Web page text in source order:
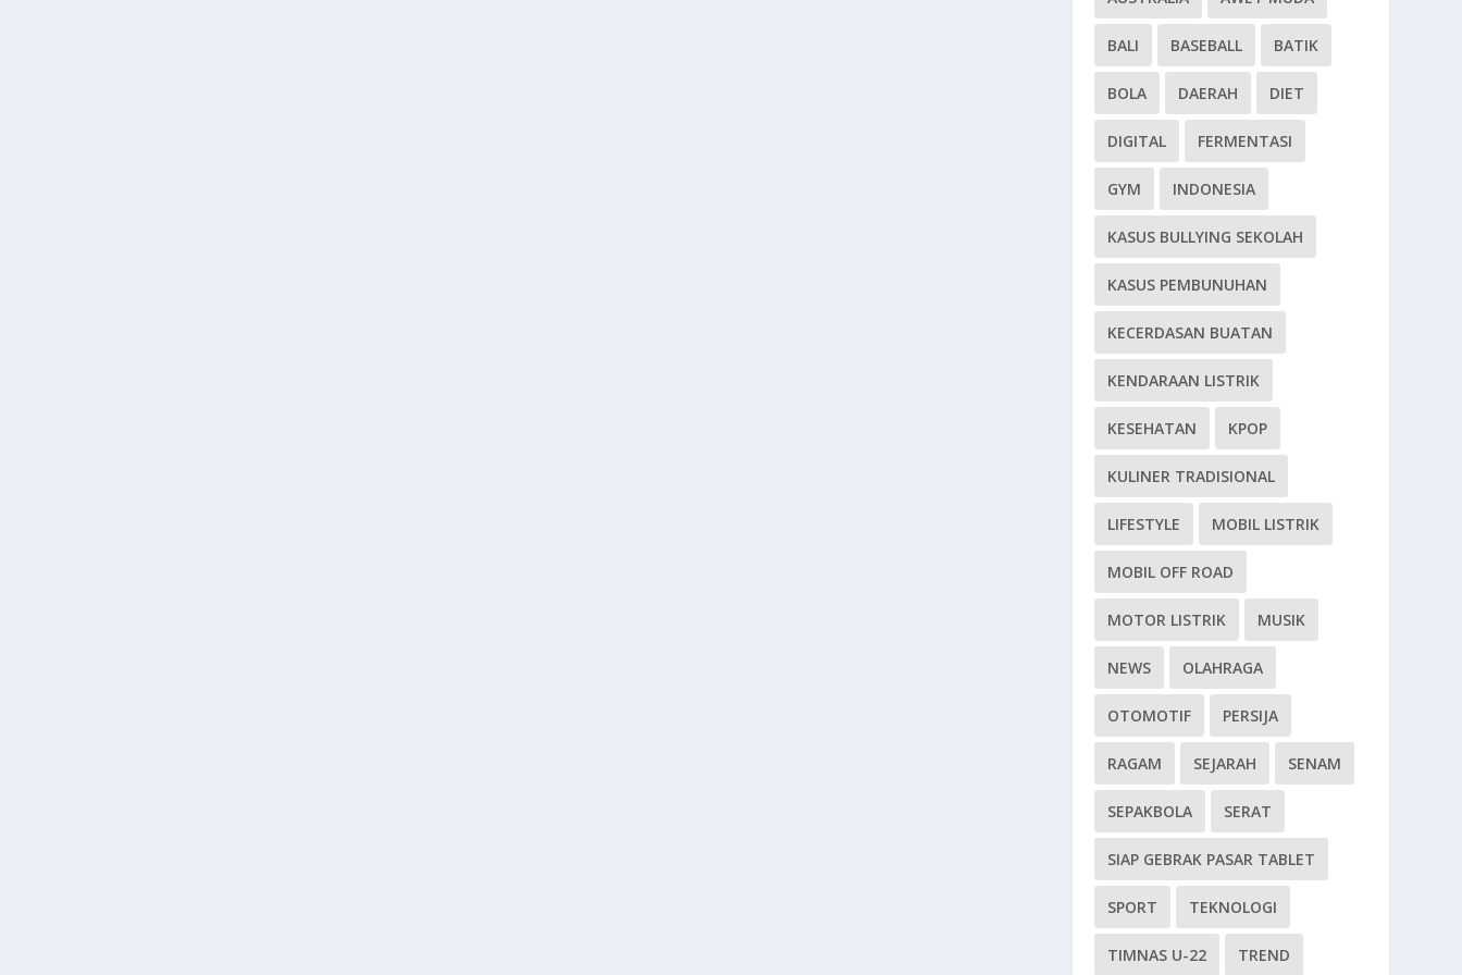
BALI BASEBALL BATIK
BOLA DAERAH DIET
DIGITAL FERMENTASI
GYM INDONESIA
KASUS BULLYING SEKOLAH
KASUS PEMBUNUHAN
KECERDASAN BUATAN
KENDARAAN LISTRIK
KESEHATAN KPOP
KULINER TRADISIONAL
LIFESTYLE MOBIL LISTRIK
MOBIL OFF ROAD
MOTOR LISTRIK MUSIK
NEWS OLAHRAGA
OTOMOTIF PERSIJA
RAGAM SEJARAH SENAM
SEPAKBOLA SERAT
SIAP GEBRAK PASAR TABLET
SPORT TEKNOLOGI
TIMNAS U-22 TREND